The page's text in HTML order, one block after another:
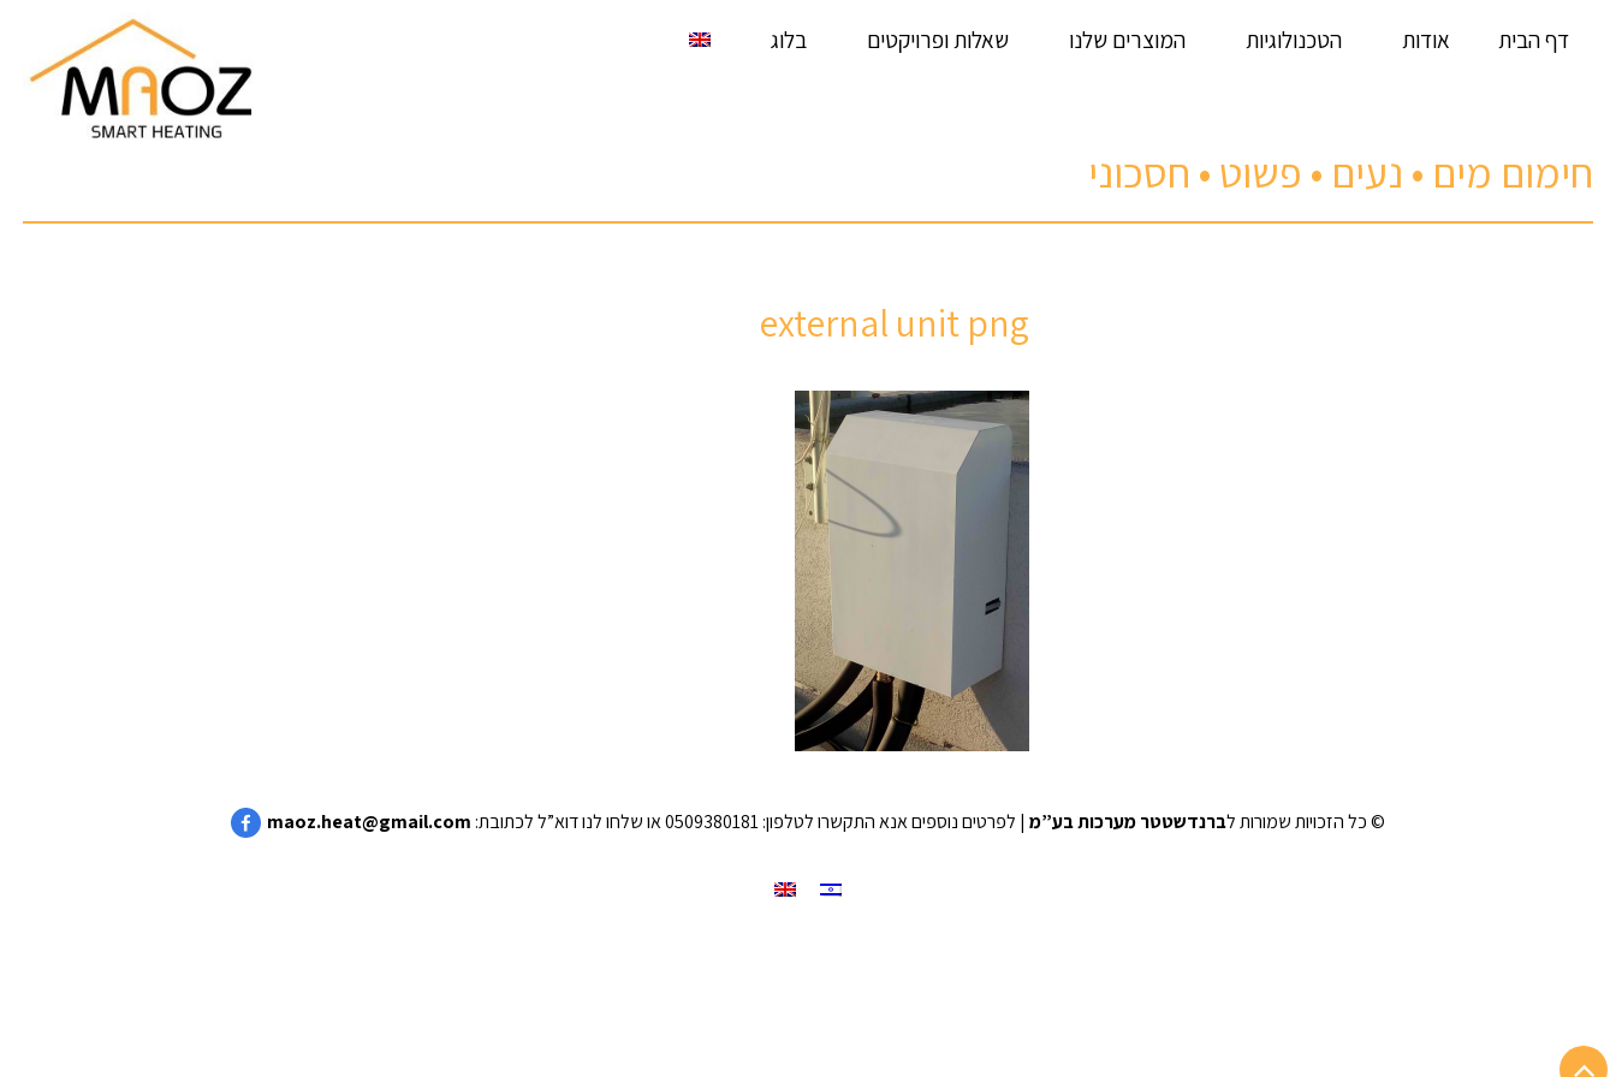
דף הבית אודות הטכנולוגיות המוצרים שלנו שאלות ופרויקטים בלוג
חימום מים • נעים • פשוט • חסכוני
external unit png
© כל הזכויות שמורות לברנדשטטר מערכות בע”מ | לפרטים נוספים אנא התקשרו לטלפון: 0509380181 או שלחו לנו דוא”ל לכתובת: maoz.heat@gmail.com